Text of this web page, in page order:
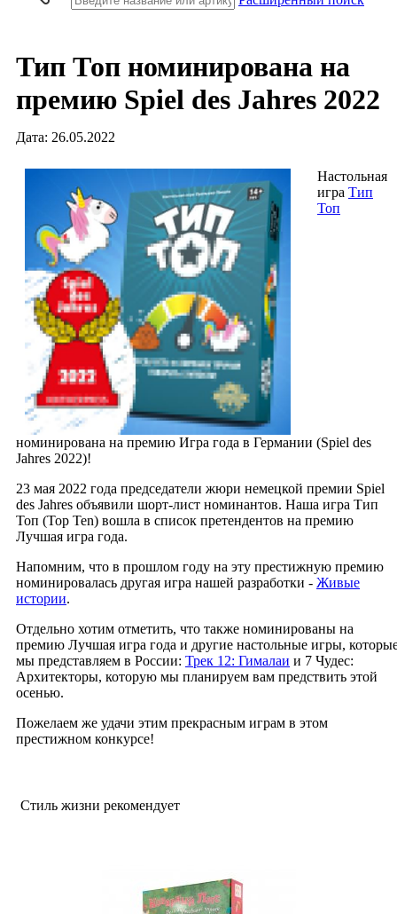
Тип Топ номинирована на
премию Spiel des Jahres 2022
Дата: 26.05.2022
Настольная
игра Тип
Топ
номинирована на премию Игра года в Германии (Spiel des
Jahres 2022)!
23 мая 2022 года председатели жюри немецкой премии Spiel
des Jahres объявили шорт-лист номинантов. Наша игра Тип
Топ (Top Ten) вошла в список претендентов на премию
Лучшая игра года.
Напомним, что в прошлом году на эту престижную премию
номинировалась другая игра нашей разработки - Живые
истории.
Отдельно хотим отметить, что также номинированы на
премию Лучшая игра года и другие настольные игры,
мы представляем в России: Трек 12: Гималаи и 7 Чудес:
Архитекторы, которую мы планируем вам предствить этой
осенью.
Пожелаем же удачи этим прекрасным играм в этом
престижном конкурсе!
Стиль жизни рекомендует